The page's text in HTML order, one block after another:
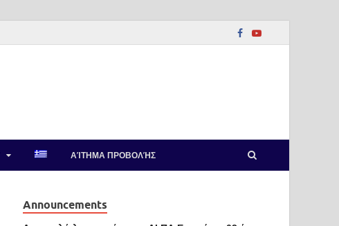
ΑΊΤΗΜΑ ΠΡΟΒΟΛΉΣ
Announcements